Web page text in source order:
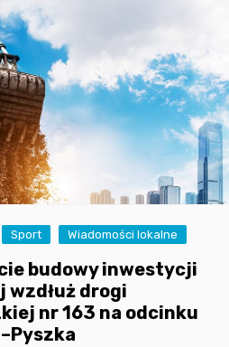
Sport Wiadomości lokalne
budowy inwestycji
wzdłuż drogi
nr 163 na odcinku